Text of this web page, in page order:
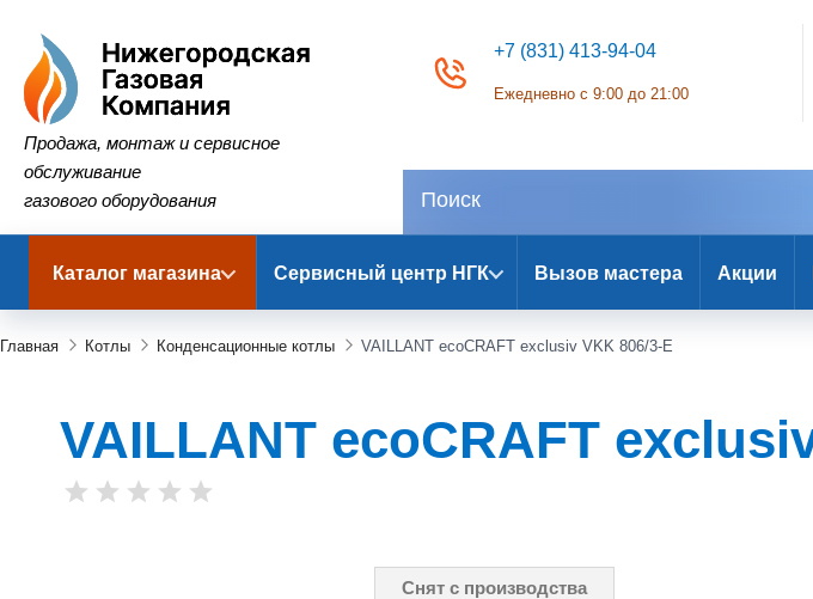
Нижегородская Газовая Компания
Продажа, монтаж и сервисное
обслуживание
газового оборудования
+7 (831) 413-94-04
Ежедневно с 9:00 до 21:00
Каталог магазина Сервисный центр НГК Вызов мастера Акции
Главная Котлы Конденсационные котлы VAILLANT ecoCRAFT exclusiv VKK 806/3-E
VAILLANT ecoCRAFT
Снят с производства